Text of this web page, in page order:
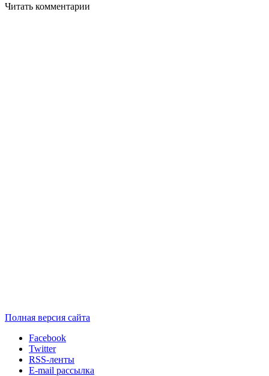
Читать комментарии
Полная версия сайта
Facebook
Twitter
RSS-ленты
E-mail рассылка